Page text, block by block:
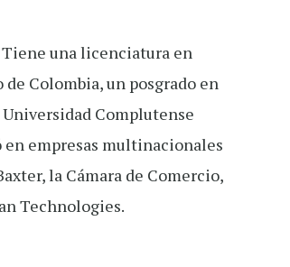
Tiene una licenciatura en
Colombia, un posgrado en
Complutense
en empresas multinacionales
la Cámara de Comercio,
Technologies.